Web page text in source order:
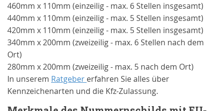
460mm x 110mm (einzeilig - max. 6 Stellen insgesamt)
440mm x 110mm (einzeilig - max. 5 Stellen insgesamt)
420mm x 110mm (einzeilig - max. 5 Stellen insgesamt)
340mm x 200mm (zweizeilig - max. 6 Stellen nach dem
Ort)
280mm x 200mm (zweizeilig - max. 5 nach dem Ort)
In unserem Ratgeber erfahren Sie alles über
Kennzeichenarten und die Kfz-Zulassung.